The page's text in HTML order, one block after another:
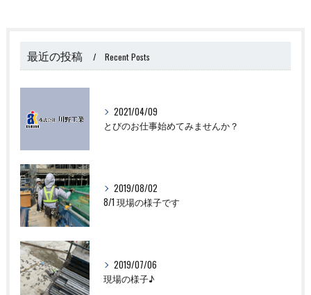
最近の投稿 Recent Posts
2021/04/09
とびのお仕事始めてみませんか？
2019/08/02
8/1 現場の様子です
2019/07/06
現場の様子♪